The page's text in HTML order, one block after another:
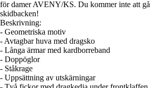
för damer AVENY/KS. Du kommer inte att gå
skidbacken!
Beskrivning:
- Geometriska motiv
- Avtagbar huva med dragsko
- Långa ärmar med kardborreband
- Doppöglor
- Ståkrage
- Uppsättning av utskärningar